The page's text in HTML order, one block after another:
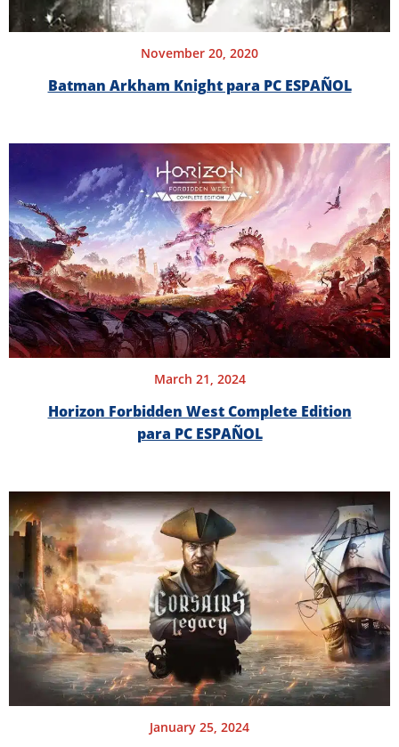
November 20, 2020
Batman Arkham Knight para PC ESPAÑOL
March 21, 2024
Horizon Forbidden West Complete Edition
para PC ESPAÑOL
January 25, 2024